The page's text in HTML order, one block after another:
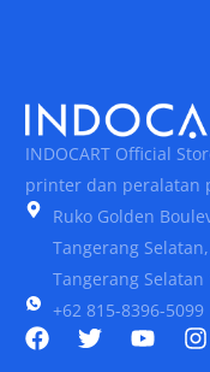
INDOCART Official
printer dan peralatan
Ruko Golden
Tangerang
Tangerang Selatan
+62 815-8396-5099